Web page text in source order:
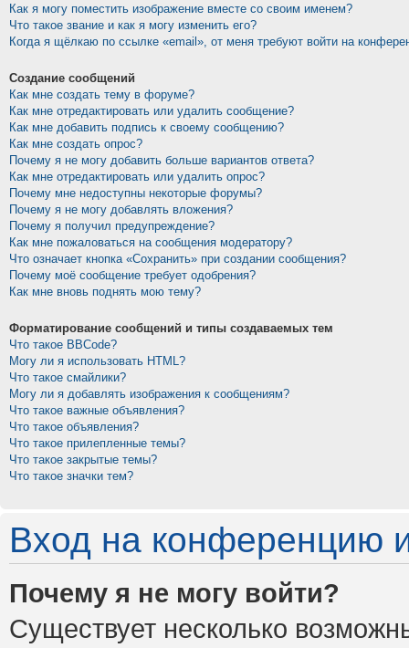
Как я могу поместить изображение вместе со своим именем?
Что такое звание и как я могу изменить его?
Когда я щёлкаю по ссылке «email», от меня требуют войти на
Создание сообщений
Как мне создать тему в форуме?
Как мне отредактировать или удалить сообщение?
Как мне добавить подпись к своему сообщению?
Как мне создать опрос?
Почему я не могу добавить больше вариантов ответа?
Как мне отредактировать или удалить опрос?
Почему мне недоступны некоторые форумы?
Почему я не могу добавлять вложения?
Почему я получил предупреждение?
Как мне пожаловаться на сообщения модератору?
Что означает кнопка «Сохранить» при создании сообщения?
Почему моё сообщение требует одобрения?
Как мне вновь поднять мою тему?
Форматирование сообщений и типы создаваемых тем
Что такое BBCode?
Могу ли я использовать HTML?
Что такое смайлики?
Могу ли я добавлять изображения к сообщениям?
Что такое важные объявления?
Что такое объявления?
Что такое прилепленные темы?
Что такое закрытые темы?
Что такое значки тем?
Вход на конференцию
Почему я не могу войти?
Существует несколько